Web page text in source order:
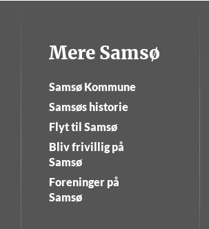
Mere Samsø
Samsø Kommune
Samsøs historie
Flyt til Samsø
Bliv frivillig på
Samsø
Foreninger på
Samsø